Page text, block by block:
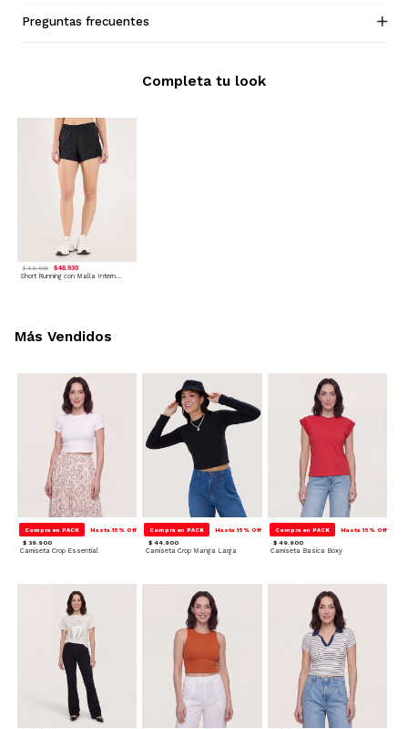
Preguntas frecuentes
$ 69.900 $ 48.930
Short Running con Malla Interna - Deportivo
Completa tu look
Compra en PACK Hasta 15% Off
$ 39.900
Camiseta Crop Essential
Compra en PACK Hasta 15% Off
$ 44.900
Camiseta Crop Manga Larga
Compra en PACK Hasta 15% Off
$ 49.900
Camiseta Basica Boxy
Más Vendidos